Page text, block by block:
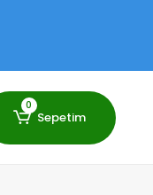
0
Sepetim